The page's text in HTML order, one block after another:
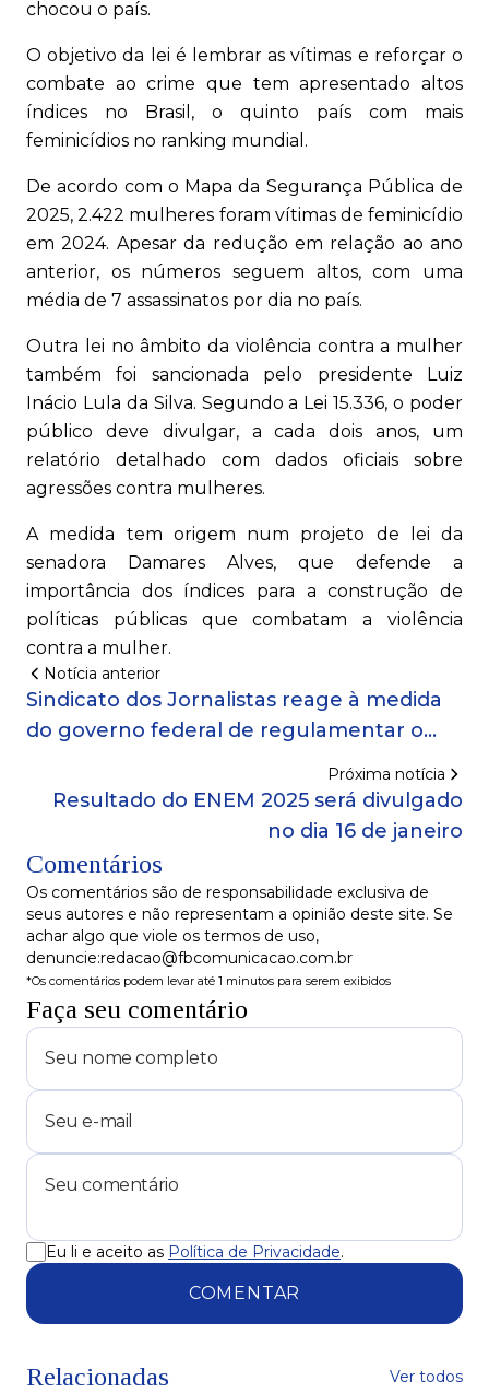
chocou o país.
O objetivo da lei é lembrar as vítimas e reforçar o
combate ao crime que tem apresentado altos
índices no Brasil, o quinto país com mais
feminicídios no ranking mundial.
De acordo com o Mapa da Segurança Pública de
2025, 2.422 mulheres foram vítimas de feminicídio
em 2024. Apesar da redução em relação ao ano
anterior, os números seguem altos, com uma
média de 7 assassinatos por dia no país.
Outra lei no âmbito da violência contra a mulher
também foi sancionada pelo presidente Luiz
Inácio Lula da Silva. Segundo a Lei 15.336, o poder
público deve divulgar, a cada dois anos, um
relatório detalhado com dados oficiais sobre
agressões contra mulheres.
A medida tem origem num projeto de lei da
senadora Damares Alves, que defende a
importância dos índices para a construção de
políticas públicas que combatam a violência
contra a mulher.
Notícia anterior
Sindicato dos Jornalistas reage à medida
do governo federal de regulamentar o
Próxima notícia
Resultado do ENEM 2025 será divulgado
no dia 16 de janeiro
Comentários
Os comentários são de responsabilidade exclusiva de
seus autores e não representam a opinião deste site. Se
achar algo que viole os termos de uso,
denuncie:redacao@fbcomunicacao.com.br
*Os comentários podem levar até 1 minutos para serem exibidos
Faça seu comentário
Eu li e aceito as Política de Privacidade.
COMENTAR
Relacionadas Ver todos